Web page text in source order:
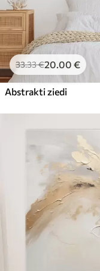
33.33€20.00 €
Abstrakti ziedi